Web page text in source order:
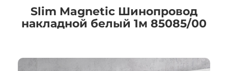
Slim Magnetic Шинопровод
накладной белый 1м 85085/00